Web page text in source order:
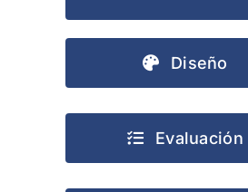
Diseño
Evaluación